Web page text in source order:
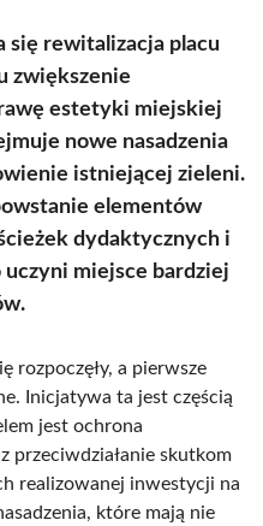
się rewitalizacja placu
zwiększenie
estetyki miejskiej
nowe nasadzenia
istniejącej zieleni.
elementów
dydaktycznych i
miejsce bardziej
rozpoczęły, a pierwsze
Inicjatywa ta jest częścią
jest ochrona
przeciwdziałanie skutkom
realizowanej inwestycji na
które mają nie